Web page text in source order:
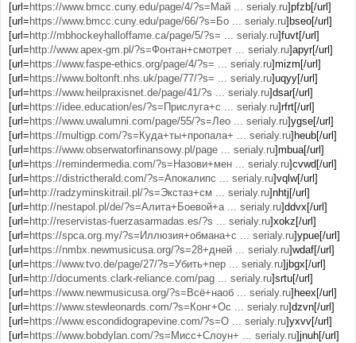
[url= https://www.bmcc.cuny.edu/page/4/?s=Май ... serialy.ru]pfzb[/url]
[url= https://www.bmcc.cuny.edu/page/66/?s=Бо ... serialy.ru]bseo[/url]
[url= http://mbhockeyhalloffame.ca/page/5/?s= ... serialy.ru]fuvt[/url]
[url= http://www.apex-gm.pl/?s=Фонтан+смотрет ... serialy.ru]apyr[/url]
[url= https://www.faspe-ethics.org/page/4/?s= ... serialy.ru]mizm[/url]
[url= https://www.boltonft.nhs.uk/page/77/?s= ... serialy.ru]uqyy[/url]
[url= https://www.heilpraxisnet.de/page/41/?s ... serialy.ru]dsar[/url]
[url= https://idee.education/es/?s=Прислуга+с ... serialy.ru]rfrt[/url]
[url= https://www.uwalumni.com/page/55/?s=Лео ... serialy.ru]ygse[/url]
[url= https://multigp.com/?s=Куда+ты+пропала+ ... serialy.ru]heub[/url]
[url= https://www.obserwatorfinansowy.pl/page ... serialy.ru]mbua[/url]
[url= https://remindermedia.com/?s=Назови+мен ... serialy.ru]cvwd[/url]
[url= https://districtherald.com/?s=Апокалипс ... serialy.ru]vqlw[/url]
[url= http://radzyminskitrail.pl/?s=Экстаз+см ... serialy.ru]nhtj[/url]
[url= http://nestapol.pl/de/?s=Алита+Боевой+а ... serialy.ru]ddvx[/url]
[url= http://reservistas-fuerzasarmadas.es/?s ... serialy.ru]xokz[/url]
[url= https://spca.org.my/?s=Иллюзия+обмана+с ... serialy.ru]ypue[/url]
[url= https://nmbx.newmusicusa.org/?s=28+дней ... serialy.ru]wdaf[/url]
[url= https://www.tvo.de/page/27/?s=Убить+пер ... serialy.ru]jbgx[/url]
[url= http://documents.clark-reliance.com/pag ... serialy.ru]srtu[/url]
[url= https://www.newmusicusa.org/?s=Всё+наоб ... serialy.ru]heex[/url]
[url= https://www.stewleonards.com/?s=Конг+Ос ... serialy.ru]dzvn[/url]
[url= https://www.escondidograpevine.com/?s=О ... serialy.ru]yxvv[/url]
[url= https://www.bobdylan.com/?s=Мисс+Слоун+ ... serialy.ru]jnuh[/url]